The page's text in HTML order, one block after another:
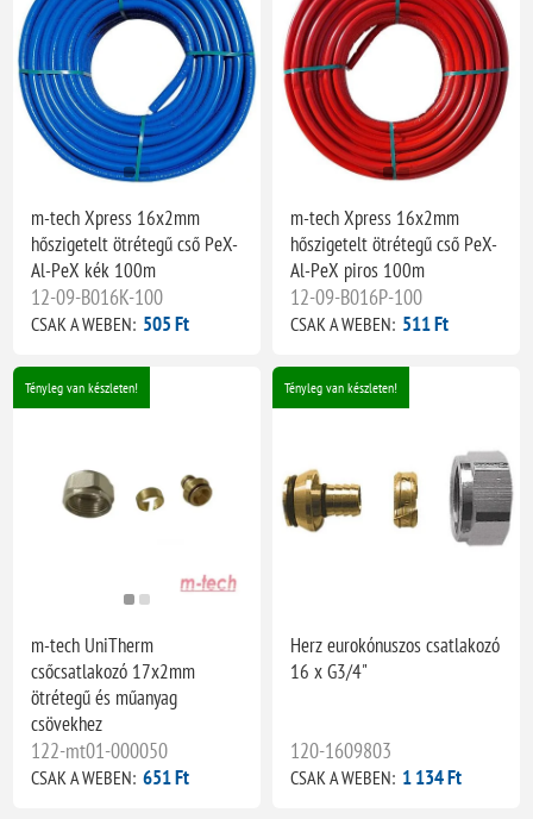
m-tech Xpress 16x2mm
hőszigetelt ötrétegű cső PeX-
Al-PeX kék 100m
12-09-B016K-100
CSAK A WEBEN: 505 Ft
m-tech Xpress 16x2mm
hőszigetelt ötrétegű cső PeX-
Al-PeX piros 100m
12-09-B016P-100
CSAK A WEBEN: 511 Ft
Tényleg van készleten!
m-tech UniTherm
csőcsatlakozó 17x2mm
ötrétegű és műanyag
csövekhez
122-mt01-000050
CSAK A WEBEN: 651 Ft
Tényleg van készleten!
Herz eurokónuszos csatlakozó
16 x G3/4"
120-1609803
CSAK A WEBEN: 1 134 Ft